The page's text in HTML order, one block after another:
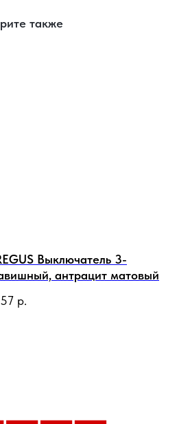
также
Выключатель 3-
антрацит матовый
р.